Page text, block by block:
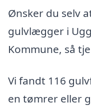
Ønsker du selv
gulvlægger i
Kommune, så
Vi fandt 116
en tømrer eller